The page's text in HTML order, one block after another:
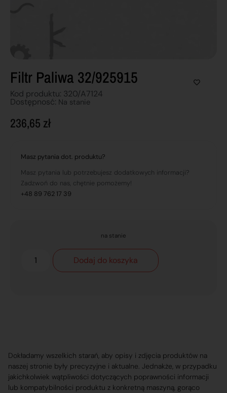
Filtr Paliwa 32/925915
Kod produktu: 320/A7124
Dostępnosć: Na stanie
236,65 zł
Masz pytania dot. produktu?
Masz pytania lub potrzebujesz dodatkowych informacji?
Zadzwoń do nas, chętnie pomożemy!
+48 89 762 17 39
na stanie
Dodaj do koszyka
Dokładamy wszelkich starań, aby opisy i zdjęcia produktów na
naszej stronie były precyzyjne i aktualne. Jednakże, w przypadku
jakichkolwiek wątpliwości dotyczących poprawności informacji
lub kompatybilności produktu z konkretną maszyną, gorąco